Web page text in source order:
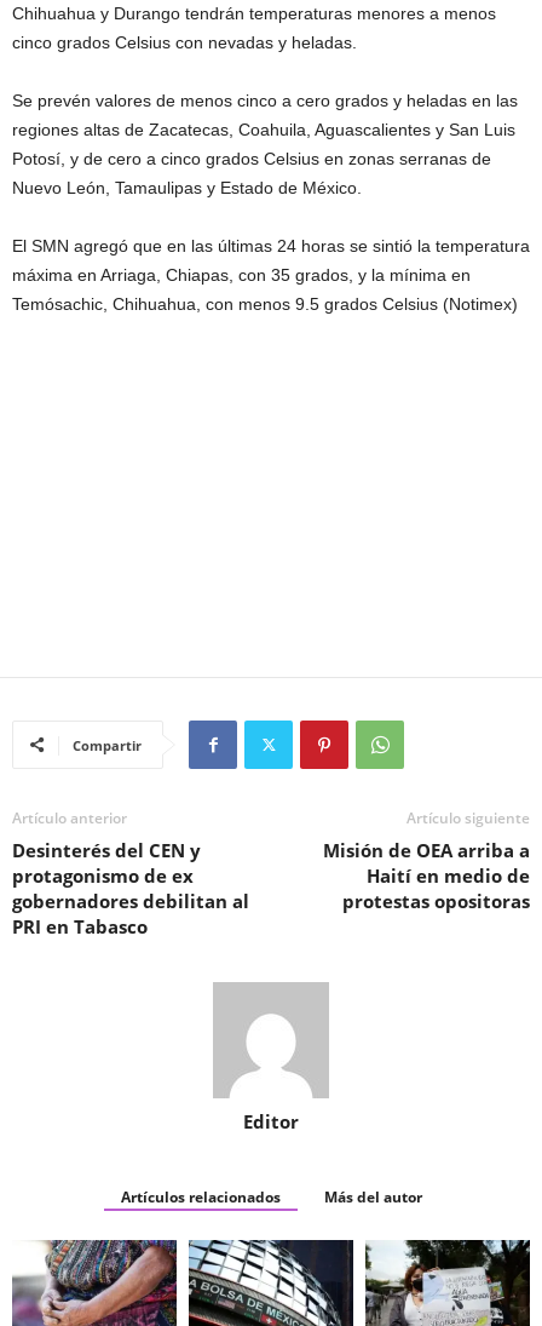
Chihuahua y Durango tendrán temperaturas menores a menos
cinco grados Celsius con nevadas y heladas.
Se prevén valores de menos cinco a cero grados y heladas en las
regiones altas de Zacatecas, Coahuila, Aguascalientes y San Luis
Potosí, y de cero a cinco grados Celsius en zonas serranas de
Nuevo León, Tamaulipas y Estado de México.
El SMN agregó que en las últimas 24 horas se sintió la temperatura
máxima en Arriaga, Chiapas, con 35 grados, y la mínima en
Temósachic, Chihuahua, con menos 9.5 grados Celsius (Notimex)
Compartir
Artículo anterior
Desinterés del CEN y
protagonismo de ex
gobernadores debilitan al
PRI en Tabasco
Artículo siguiente
Misión de OEA arriba a
Haití en medio de
protestas opositoras
Editor
Artículos relacionados Más del autor